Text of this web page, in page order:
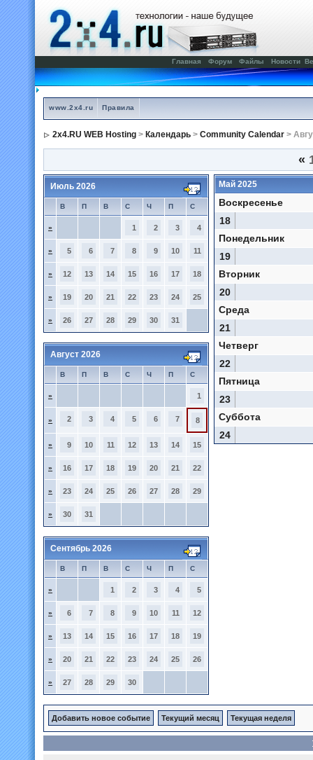
Главная Форум Файлы Новости
www.2x4.ru Правила
2x4.RU WEB Hosting > Календарь > Community Calendar >
«
Июль 2026
В П В С Ч П С
» 1 2 3 4
» 5 6 7 8 9 10 11
» 12 13 14 15 16 17 18
» 19 20 21 22 23 24 25
» 26 27 28 29 30 31
Август 2026
В П В С Ч П С
» 1
» 2 3 4 5 6 7 8
» 9 10 11 12 13 14 15
» 16 17 18 19 20 21 22
» 23 24 25 26 27 28 29
» 30 31
Сентябрь 2026
В П В С Ч П С
» 1 2 3 4 5
» 6 7 8 9 10 11 12
» 13 14 15 16 17 18 19
» 20 21 22 23 24 25 26
» 27 28 29 30
Май 2025
Воскресенье
18
Понедельник
19
Вторник
20
Среда
21
Четверг
22
Пятница
23
Суббота
24
Добавить новое событие Текущий месяц Текущая неделя